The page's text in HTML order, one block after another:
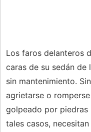
Los faros delanteros
caras de su sedán de
sin mantenimiento.
agrietarse o
golpeado por piedras
tales casos,